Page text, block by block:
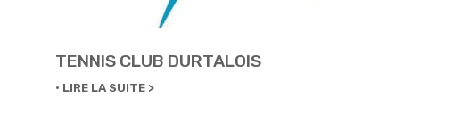
TENNIS CLUB DURTALOIS
LIRE LA SUITE